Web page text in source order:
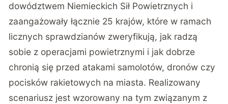
dowództwem Niemieckich Sił Powietrznych i
zaangażowały łącznie 25 krajów, które w ramach
licznych sprawdzianów zweryfikują, jak radzą
sobie z operacjami powietrznymi i jak dobrze
chronią się przed atakami samolotów, dronów czy
pocisków rakietowych na miasta. Realizowany
scenariusz jest wzorowany na tym związanym z